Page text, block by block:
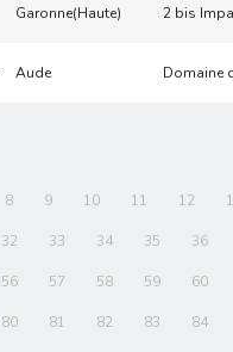
Garonne(Haute) 2 bis
Aude Domaine
8 9 10 11 12
32 33 34 35 36
56 57 58 59 60
80 81 82 83 84